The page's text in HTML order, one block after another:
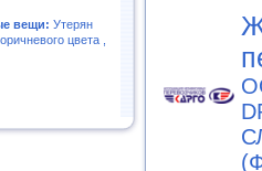
вещи: Утерян
цвета ,